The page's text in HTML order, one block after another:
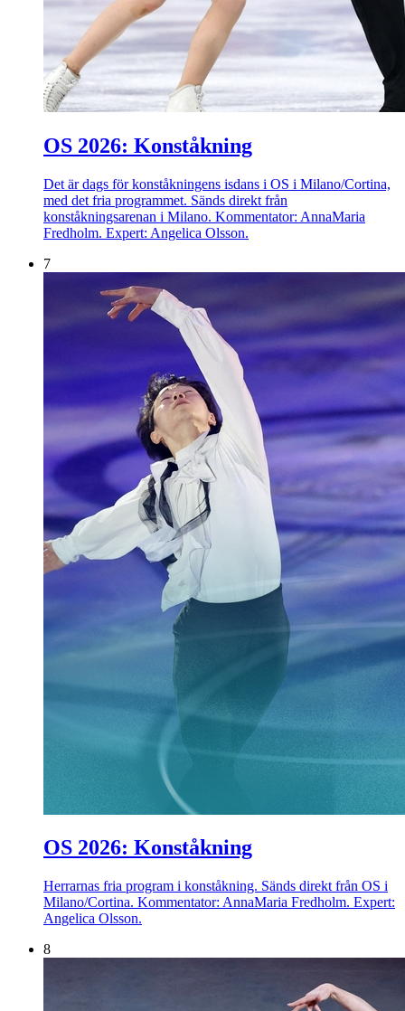
OS 2026: Konståkning
Det är dags för konståkningens isdans i OS i Milano/Cortina,
med det fria programmet. Sänds direkt från
konståkningsarenan i Milano. Kommentator: AnnaMaria
Fredholm. Expert: Angelica Olsson.
7
OS 2026: Konståkning
Herrarnas fria program i konståkning. Sänds direkt från OS i
Milano/Cortina. Kommentator: AnnaMaria Fredholm. Expert:
Angelica Olsson.
8